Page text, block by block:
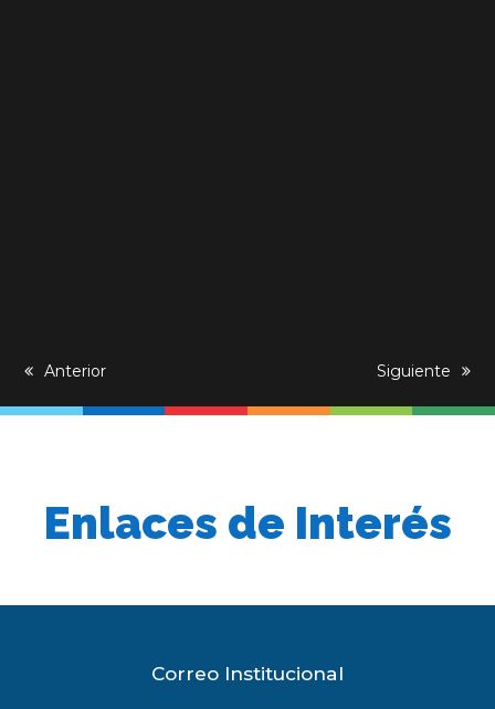
previous
Anterior
next
Siguiente
Enlaces de Interés
Correo Institucional